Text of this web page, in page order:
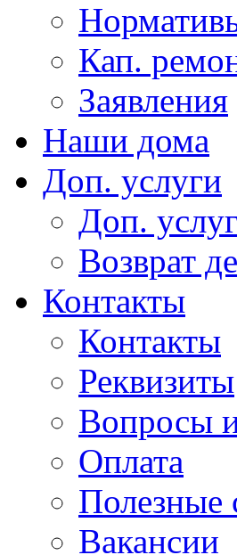
Кап.
Заявления
Наши дома
Доп. услуги
Доп.
Возврат
Контакты
Контакты
Реквизиты
Вопросы
Оплата
Полезные
Вакансии